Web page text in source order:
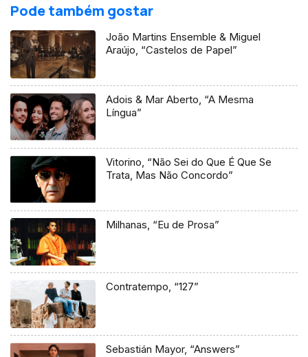
Pode também gostar
João Martins Ensemble & Miguel
Araújo, “Castelos de Papel”
Adois & Mar Aberto, “A Mesma
Língua”
Vitorino, “Não Sei do Que É Que Se
Trata, Mas Não Concordo”
Milhanas, “Eu de Prosa”
Contratempo, “127”
Sebastián Mayor, “Answers”